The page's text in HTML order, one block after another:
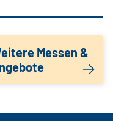
Messen &